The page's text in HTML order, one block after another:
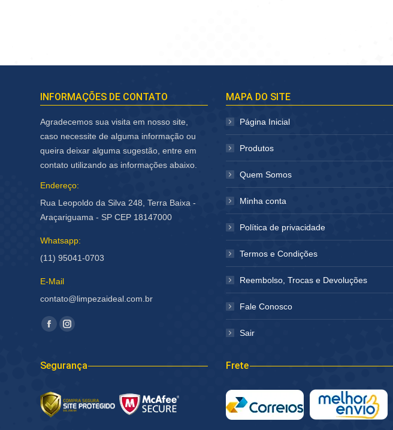
INFORMAÇÕES DE CONTATO
Agradecemos sua visita em nosso site,
caso necessite de alguma informação ou
queira deixar alguma sugestão, entre em
contato utilizando as informações abaixo.
Endereço:
Rua Leopoldo da Silva 248, Terra Baixa -
Araçariguama - SP CEP 18147000
Whatsapp:
(11) 95041-0703
E-Mail
contato@limpezaideal.com.br
Encontre-nos em:
Facebook
abre
nova
janela
Instagram
abre
janela
MAPA DO SITE
Página Inicial
Produtos
Quem Somos
Minha conta
Política de privacidade
Termos e Condições
Reembolso, Trocas e Devoluções
Fale Conosco
Sair
Segurança Frete